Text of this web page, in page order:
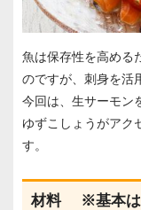
魚は保存性を高める
のですが、刺身を活
今回は、生サーモン
ゆずこしょうがアク
す。
材料 ※基本は